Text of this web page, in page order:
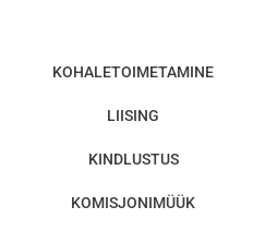
KOHALETOIMETAMINE
LIISING
KINDLUSTUS
KOMISJONIMÜÜK